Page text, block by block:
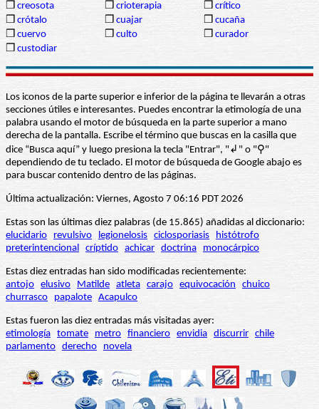
❒ creosota ❒ crioterapia ❒ crítico
❒ crótalo ❒ cuajar ❒ cucaña
❒ cuervo ❒ culto ❒ curador
❒ custodiar
Los iconos de la parte superior e inferior de la página te llevarán a otras
secciones útiles e interesantes. Puedes encontrar la etimología de una
palabra usando el motor de búsqueda en la parte superior a mano
derecha de la pantalla. Escribe el término que buscas en la casilla que
dice “Busca aquí” y luego presiona la tecla "Entrar", "↲" o "⚲"
dependiendo de tu teclado. El motor de búsqueda de Google abajo es
para buscar contenido dentro de las páginas.
Última actualización: Viernes, Agosto 7 06:16 PDT 2026
Estas son las últimas diez palabras (de 15.865) añadidas al diccionario:
elucidario
revulsivo legionelosis ciclosporiasis
histótrofo
preterintencional críptido achicar doctrina monocárpico
Estas diez entradas han sido modificadas recientemente:
antojo elusivo Matilde atleta carajo equivocación
chuico
churrasco
papalote Acapulco
Estas fueron las diez entradas más visitadas ayer:
etimología tomate metro financiero envidia discurrir chile
parlamento derecho novela